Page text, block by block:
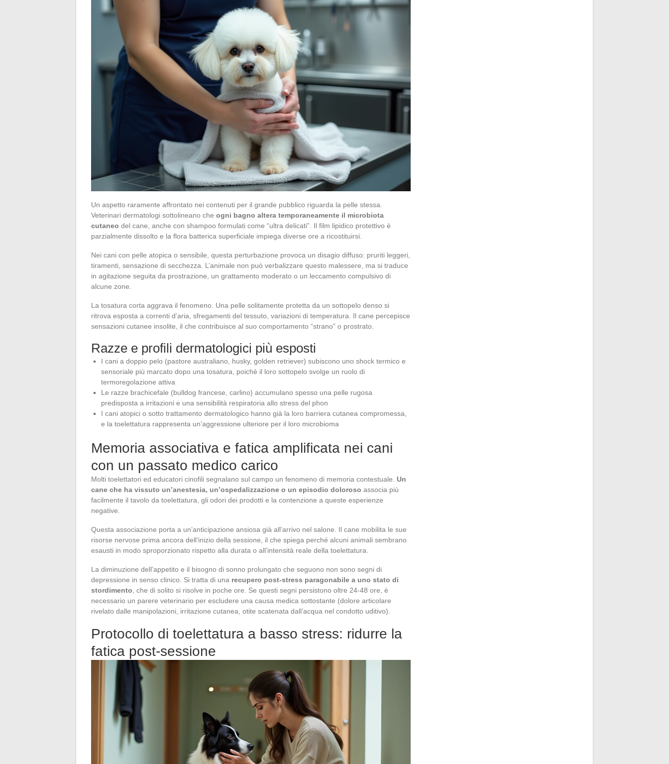
Un aspetto raramente affrontato nei contenuti per il grande pubblico riguarda la pelle stessa.
Veterinari dermatologi sottolineano che ogni bagno altera temporaneamente il microbiota
cutaneo del cane, anche con shampoo formulati come “ultra delicati”. Il film lipidico protettivo è
parzialmente dissolto e la flora batterica superficiale impiega diverse ore a ricostituirsi.
Nei cani con pelle atopica o sensibile, questa perturbazione provoca un disagio diffuso: pruriti leggeri,
tiramenti, sensazione di secchezza. L’animale non può verbalizzare questo malessere, ma si traduce
in agitazione seguita da prostrazione, un grattamento moderato o un leccamento compulsivo di
alcune zone.
La tosatura corta aggrava il fenomeno. Una pelle solitamente protetta da un sottopelo denso si
ritrova esposta a correnti d’aria, sfregamenti del tessuto, variazioni di temperatura. Il cane percepisce
sensazioni cutanee insolite, il che contribuisce al suo comportamento “strano” o prostrato.
Razze e profili dermatologici più esposti
I cani a doppio pelo (pastore australiano, husky, golden retriever) subiscono uno shock termico e
sensoriale più marcato dopo una tosatura, poiché il loro sottopelo svolge un ruolo di
termoregolazione attiva
Le razze brachicefale (bulldog francese, carlino) accumulano spesso una pelle rugosa
predisposta a irritazioni e una sensibilità respiratoria allo stress del phon
I cani atopici o sotto trattamento dermatologico hanno già la loro barriera cutanea compromessa,
e la toelettatura rappresenta un’aggressione ulteriore per il loro microbioma
Memoria associativa e fatica amplificata nei cani
con un passato medico carico
Molti toelettatori ed educatori cinofili segnalano sul campo un fenomeno di memoria contestuale. Un
cane che ha vissuto un’anestesia, un’ospedalizzazione o un episodio doloroso associa più
facilmente il tavolo da toelettatura, gli odori dei prodotti e la contenzione a queste esperienze
negative.
Questa associazione porta a un’anticipazione ansiosa già all’arrivo nel salone. Il cane mobilita le sue
risorse nervose prima ancora dell’inizio della sessione, il che spiega perché alcuni animali sembrano
esausti in modo sproporzionato rispetto alla durata o all’intensità reale della toelettatura.
La diminuzione dell’appetito e il bisogno di sonno prolungato che seguono non sono segni di
depressione in senso clinico. Si tratta di una recupero post-stress paragonabile a uno stato di
stordimento , che di solito si risolve in poche ore. Se questi segni persistono oltre 24-48 ore, è
necessario un parere veterinario per escludere una causa medica sottostante (dolore articolare
rivelato dalle manipolazioni, irritazione cutanea, otite scatenata dall’acqua nel condotto uditivo).
Protocollo di toelettatura a basso stress: ridurre la
fatica post-sessione